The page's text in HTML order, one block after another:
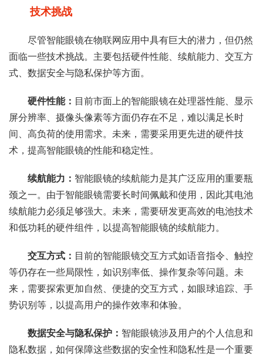
技术挑战
尽管智能眼镜在物联网应用中具有巨大的潜力，但仍然
面临一些技术挑战。主要包括硬件性能、续航能力、交互方
式、数据安全与隐私保护等方面。
硬件性能： 目前市面上的智能眼镜在处理器性能、显示
屏分辨率、摄像头像素等方面仍存在不足，难以满足长时
间、高负荷的使用需求。未来，需要采用更先进的硬件技
术，提高智能眼镜的性能和稳定性。
续航能力： 智能眼镜的续航能力是其广泛应用的重要瓶
颈之一。由于智能眼镜需要长时间佩戴和使用，因此其电池
续航能力必须足够强大。未来，需要研发更高效的电池技术
和低功耗的硬件组件，以提高智能眼镜的续航能力。
交互方式： 目前的智能眼镜交互方式如语音指令、触控
等仍存在一些局限性，如识别率低、操作复杂等问题。未
来，需要探索更加自然、便捷的交互方式，如眼球追踪、手
势识别等，以提高用户的操作效率和体验。
数据安全与隐私保护： 智能眼镜涉及用户的个人信息和
隐私数据，如何保障这些数据的安全性和隐私性是一个重要